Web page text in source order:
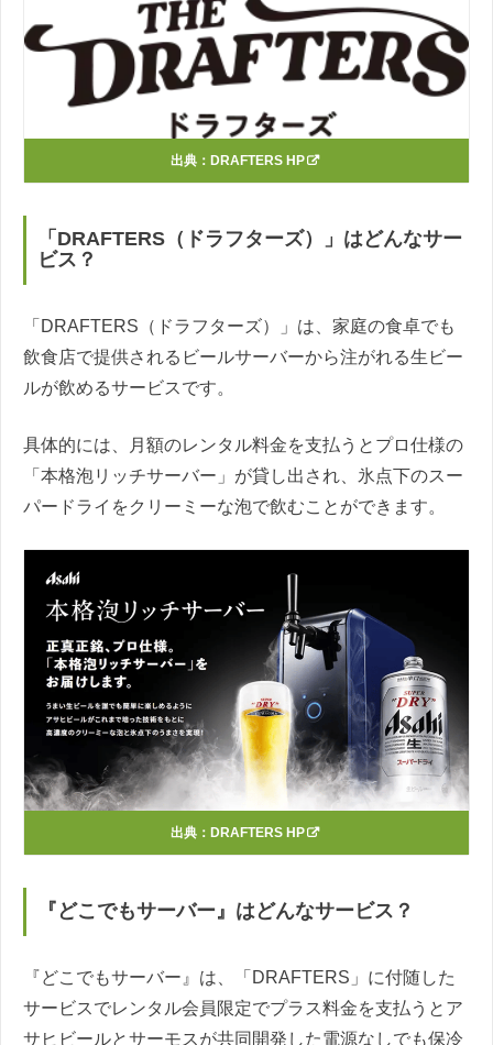
出典： DRAFTERS HP
「DRAFTERS（ドラフターズ）」はどんなサー
ビス？
「DRAFTERS（ドラフターズ）」は、家庭の食卓でも
飲食店で提供されるビールサーバーから注がれる生ビー
ルが飲めるサービスです。
具体的には、月額のレンタル料金を支払うとプロ仕様の
「本格泡リッチサーバー」が貸し出され、氷点下のスー
パードライをクリーミーな泡で飲むことができます。
出典： DRAFTERS HP
『どこでもサーバー』はどんなサービス？
『どこでもサーバー』は、「DRAFTERS」に付随した
サービスでレンタル会員限定でプラス料金を支払うとア
サヒビールとサーモスが共同開発した電源なしでも保冷